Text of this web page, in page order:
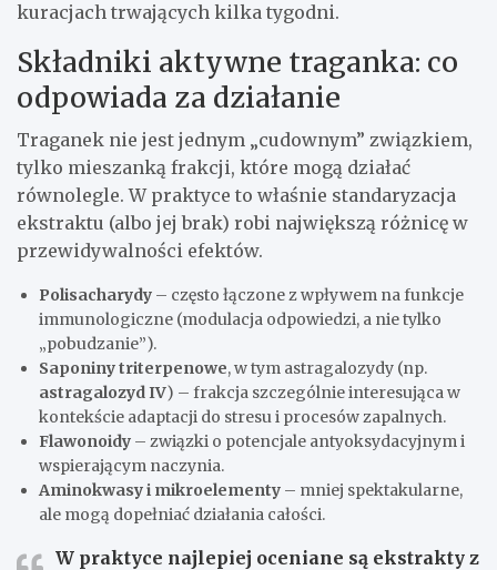
kuracjach trwających kilka tygodni.
Składniki aktywne traganka: co
odpowiada za działanie
Traganek nie jest jednym „cudownym” związkiem,
tylko mieszanką frakcji, które mogą działać
równolegle. W praktyce to właśnie standaryzacja
ekstraktu (albo jej brak) robi największą różnicę w
przewidywalności efektów.
Polisacharydy – często łączone z wpływem na funkcje
immunologiczne (modulacja odpowiedzi, a nie tylko
„pobudzanie”).
Saponiny triterpenowe, w tym astragalozydy (np.
astragalozyd IV) – frakcja szczególnie interesująca w
kontekście adaptacji do stresu i procesów zapalnych.
Flawonoidy – związki o potencjale antyoksydacyjnym i
wspierającym naczynia.
Aminokwasy i mikroelementy – mniej spektakularne,
ale mogą dopełniać działania całości.
W praktyce najlepiej oceniane są ekstrakty z